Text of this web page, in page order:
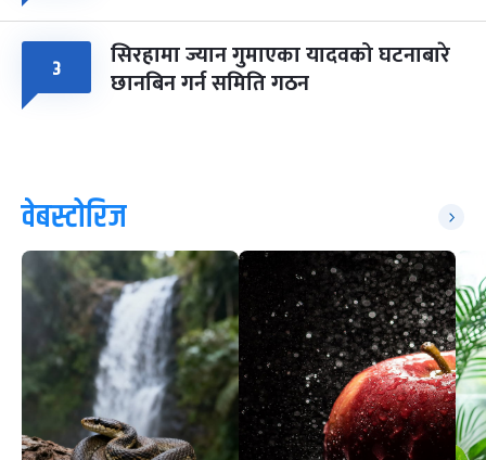
३ सिरहामा ज्यान गुमाएका यादवको घटनाबारे
छानबिन गर्न समिति गठन
वेबस्टोरिज